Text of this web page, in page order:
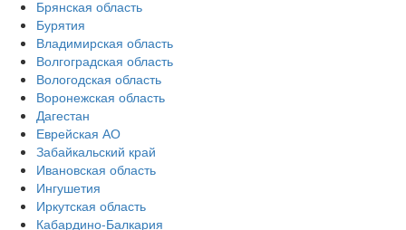
Брянская область
Бурятия
Владимирская область
Волгоградская область
Вологодская область
Воронежская область
Дагестан
Еврейская АО
Забайкальский край
Ивановская область
Ингушетия
Иркутская область
Кабардино-Балкария